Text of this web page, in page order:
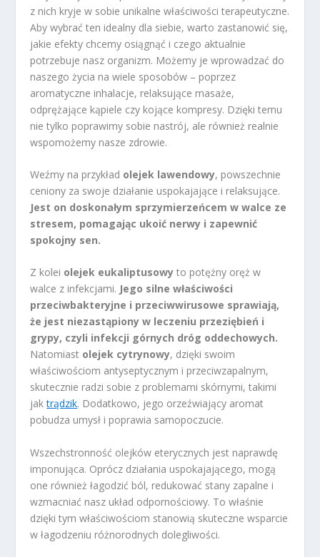
z nich kryje w sobie unikalne właściwości terapeutyczne.
Aby wybrać ten idealny dla siebie, warto zastanowić się,
jakie efekty chcemy osiągnąć i czego aktualnie
potrzebuje nasz organizm. Możemy je wprowadzać do
naszego życia na wiele sposobów – poprzez
aromatyczne inhalacje, relaksujące masaże,
odprężające kąpiele czy kojące kompresy. Dzięki temu
nie tylko poprawimy sobie nastrój, ale również realnie
wspomożemy nasze zdrowie.
Weźmy na przykład olejek lawendowy, powszechnie
ceniony za swoje działanie uspokajające i relaksujące.
Jest on doskonałym sprzymierzeńcem w walce ze
stresem, pomagając ukoić nerwy i zapewnić
spokojny sen.
Z kolei olejek eukaliptusowy to potężny oręż w
walce z infekcjami. Jego silne właściwości
przeciwbakteryjne i przeciwwirusowe sprawiają,
że jest niezastąpiony w leczeniu przeziębień i
grypy, czyli infekcji górnych dróg oddechowych.
Natomiast olejek cytrynowy, dzięki swoim
właściwościom antyseptycznym i przeciwzapalnym,
skutecznie radzi sobie z problemami skórnymi, takimi
jaktrądzik. Dodatkowo, jego orzeźwiający aromat
pobudza umysł i poprawia samopoczucie.
Wszechstronność olejków eterycznych jest naprawdę
imponująca. Oprócz działania uspokajającego, mogą
one również łagodzić ból, redukować stany zapalne i
wzmacniać nasz układ odpornościowy. To właśnie
dzięki tym właściwościom stanowią skuteczne wsparcie
w łagodzeniu różnorodnych dolegliwości.